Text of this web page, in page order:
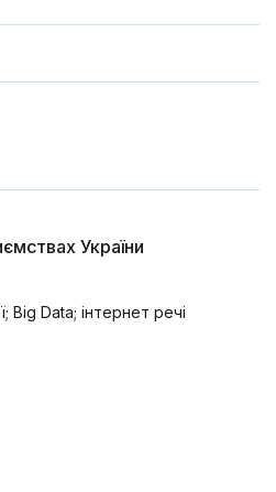
України
Big Data; інтернет речі